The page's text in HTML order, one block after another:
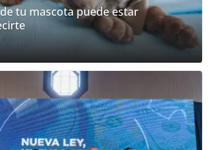
tu mascota puede estar